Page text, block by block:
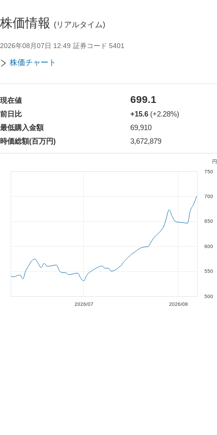
株価情報 (リアルタイム)
2026年08月07日 12:49 証券コード 5401
株価チャート
現在値 699.1
前日比 +15.6 (+2.28%)
最低購入金額
69,910
時価総額(百万円)
3,672,879
円
The chart has 2 Y axes displaying values, and values.
2026/07 2026/08
500
550
600
650
700
750
00:00:00.020 00:00:00.060